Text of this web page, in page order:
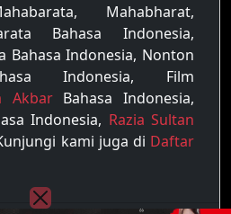
Mahabharat,
Bahasa Indonesia,
Bahasa Indonesia, Nonton
Indonesia, Film
AkbarBahasa Indonesia,
Indonesia, Razia Sultan
kami juga di Daftar